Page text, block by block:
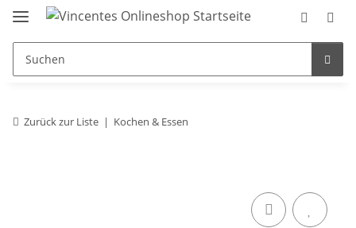
Zurück zur Liste Kochen & Essen